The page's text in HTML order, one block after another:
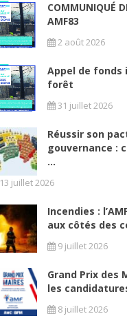
COMMUNIQUÉ
AMF83
2 août 2026
Appel de fonds
forêt
31 juillet 2026
Réussir son
gouvernance :
...
13 juillet 2026
Incendies :
aux côtés des
9 juillet 2026
Grand Prix des
les
8 juillet 2026